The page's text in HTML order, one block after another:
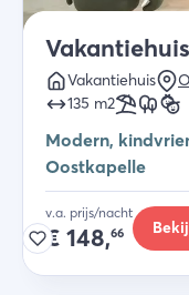
Vakantiehuis
135 m2
Modern,
Oostkapelle
v.a. prijs/nacht
€ 148,66